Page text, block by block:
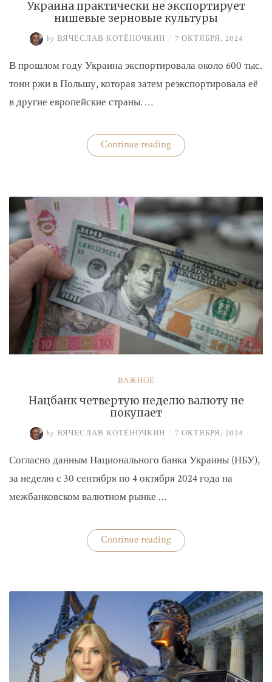
Украина практически не экспортирует
нишевые зерновые культуры
by ВЯЧЕСЛАВ КОТЁНОЧКИН / 7 ОКТЯБРЯ, 2024
В прошлом году Украина экспортировала около 600 тыс.
тонн ржи в Польшу, которая затем реэкспортировала её
в другие европейские страны. …
Continue reading«Украина
практически
зерновые
культуры»
ВАЖНОЕ
Нацбанк четвертую неделю валюту не
покупает
by ВЯЧЕСЛАВ КОТЁНОЧКИН / 7 ОКТЯБРЯ, 2024
Согласно данным Национального банка Украины (НБУ),
за неделю с 30 сентября по 4 октября 2024 года на
межбанковском валютном рынке …
Continue reading«Нацбанк
четвертую
покупает»